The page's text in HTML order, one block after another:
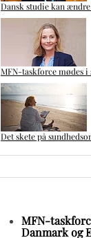
Dansk studie kan
MFN-taskforce mødes i
Det skete på
MFN-
Danmark og